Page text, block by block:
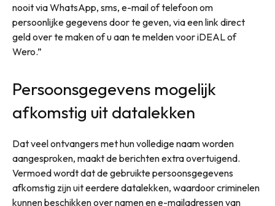
nooit via WhatsApp, sms, e-mail of telefoon om
persoonlijke gegevens door te geven, via een link direct
geld over te maken of u aan te melden voor iDEAL of
Wero.”
Persoonsgegevens mogelijk
afkomstig uit datalekken
Dat veel ontvangers met hun volledige naam worden
aangesproken, maakt de berichten extra overtuigend.
Vermoed wordt dat de gebruikte persoonsgegevens
afkomstig zijn uit eerdere datalekken, waardoor criminelen
kunnen beschikken over namen en e-mailadressen van